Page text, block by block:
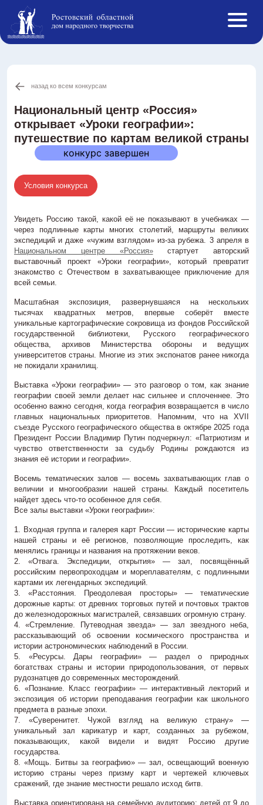
События ОДНТ
Студии и кружки
Творческие коллективы
Инклюзивная творческая лаборатория
Противодействие коррупции
Услуги
Реестр ОНЭД
Антитеррористическая деятельность
3D-тур
> г. Ростов-на-Дону, пл. К. Маркса, 5/1
+7 (863) 251-66-09
назад ко всем конкурсам
Национальный центр «Россия»
открывает «Уроки географии»:
путешествие по картам великой страны
конкурс завершен
Условия конкурса
Увидеть Россию такой, какой её не показывают в учебниках —
через подлинные карты многих столетий, маршруты великих
экспедиций и даже «чужим взглядом» из-за рубежа. 3 апреля в
Национальном центре «Россия»стартует авторский
выставочный проект «Уроки географии», который превратит
знакомство с Отечеством в захватывающее приключение для
всей семьи.
Масштабная экспозиция, развернувшаяся на нескольких
тысячах квадратных метров, впервые соберёт вместе
уникальные картографические сокровища из фондов Российской
государственной библиотеки, Русского географического
общества, архивов Министерства обороны и ведущих
университетов страны. Многие из этих экспонатов ранее никогда
не покидали хранилищ.
Выставка «Уроки географии» — это разговор о том, как знание
географии своей земли делает нас сильнее и сплоченнее. Это
особенно важно сегодня, когда география возвращается в число
главных национальных приоритетов. Напомним, что на XVII
съезде Русского географического общества в октябре 2025 года
Президент России Владимир Путин подчеркнул: «Патриотизм и
чувство ответственности за судьбу Родины рождаются из
знания её истории и географии».
Восемь тематических залов — восемь захватывающих глав о
величии и многообразии нашей страны. Каждый посетитель
найдет здесь что-то особенное для себя.
Все залы выставки «Уроки географии»:
1. Входная группа и галерея карт России — исторические карты
нашей страны и её регионов, позволяющие проследить, как
менялись границы и названия на протяжении веков.
2. «Отвага. Экспедиции, открытия» — зал, посвящённый
российским первопроходцам и мореплавателям, с подлинными
картами их легендарных экспедиций.
3. «Расстояния. Преодолевая просторы» — тематические
дорожные карты: от древних торговых путей и почтовых трактов
до железнодорожных магистралей, связавших огромную страну.
4. «Стремление. Путеводная звезда» — зал звездного неба,
рассказывающий об освоении космического пространства и
истории астрономических наблюдений в России.
5. «Ресурсы. Дары географии» — раздел о природных
богатствах страны и истории природопользования, от первых
рудознатцев до современных месторождений.
6. «Познание. Класс географии» — интерактивный лекторий и
экспозиция об истории преподавания географии как школьного
предмета в разные эпохи.
7. «Суверенитет. Чужой взгляд на великую страну» —
уникальный зал карикатур и карт, созданных за рубежом,
показывающих, какой видели и видят Россию другие
государства.
8. «Мощь. Битвы за географию» — зал, освещающий военную
историю страны через призму карт и чертежей ключевых
сражений, где знание местности решало исход битв.
Выставка ориентирована на семейную аудиторию: детей от 9 до